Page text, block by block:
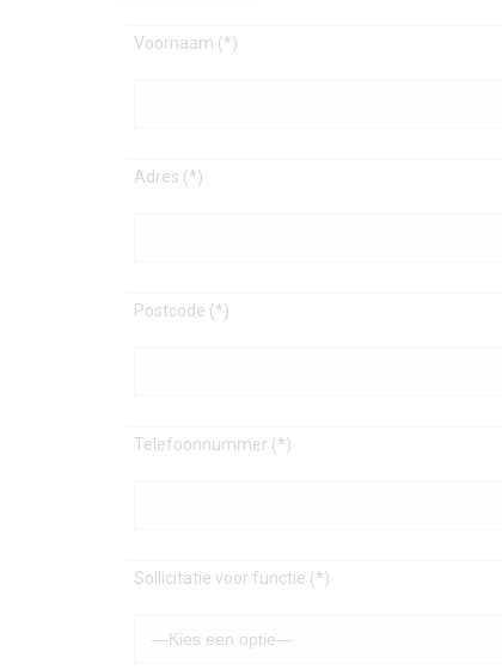
Voornaam (*)
Adres (*)
Postcode (*)
Telefoonnummer (*)
Sollicitatie voor functie (*)